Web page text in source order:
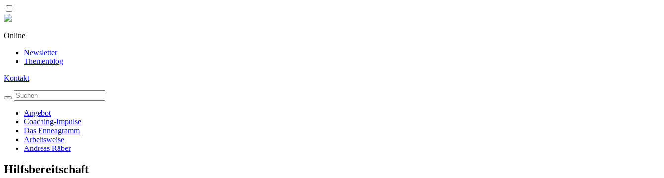
Online
Newsletter
Themenblog
Kontakt
Angebot
Coaching-Impulse
Das Enneagramm
Arbeitsweise
Andreas Räber
Hilfsbereitschaft